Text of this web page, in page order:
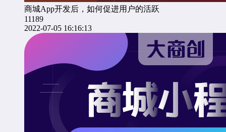
商城App开发后，如何促进用户的活跃
11189
2022-07-05 16:16:13